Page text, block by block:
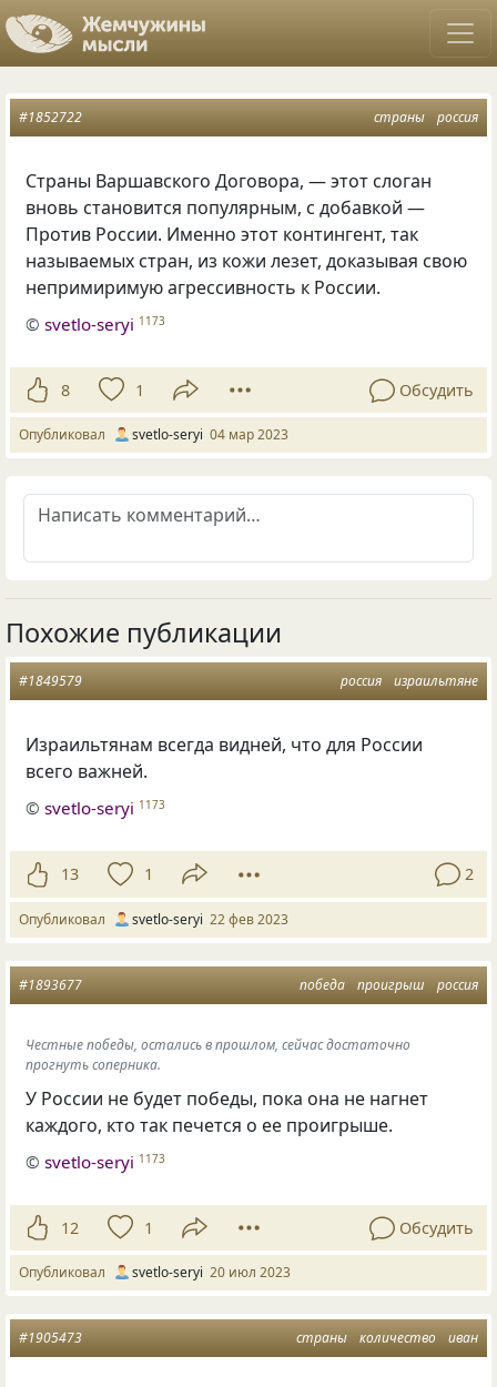
страны россия
#1852722
Страны Варшавского Договора, — этот слоган
вновь становится популярным, с добавкой —
Против России. Именно этот контингент, так
называемых стран, из кожи лезет, доказывая свою
непримиримую агрессивность к России.
©svetlo-seryi 1173
8 1 Обсудить
Опубликовал svetlo-seryi 04 мар 2023
Похожие публикации
россия израильтяне
#1849579
Израильтянам всегда видней, что для России
всего важней.
©svetlo-seryi 1173
13 1 2
Опубликовал svetlo-seryi 22 фев 2023
победа проигрыш россия
#1893677
Честные победы, остались в прошлом, сейчас достаточно
прогнуть соперника.
У России не будет победы, пока она не нагнет
каждого, кто так печется о ее проигрыше.
©svetlo-seryi 1173
12 1 Обсудить
Опубликовал svetlo-seryi 20 июл 2023
страны количество иван
#1905473